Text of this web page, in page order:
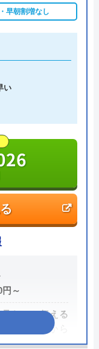
早朝割増なし
い
～
た」と伝える
作業料金から